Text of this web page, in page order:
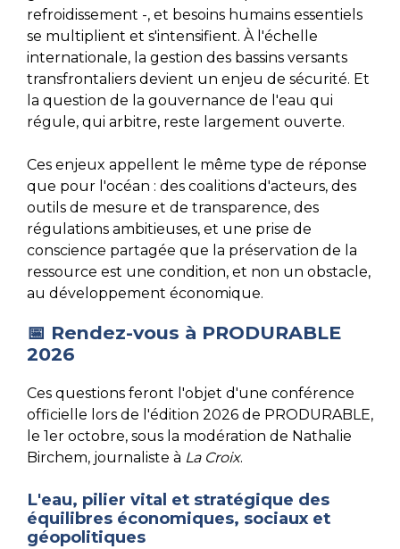
refroidissement -, et besoins humains essentiels
se multiplient et s'intensifient. À l'échelle
internationale, la gestion des bassins versants
transfrontaliers devient un enjeu de sécurité. Et
la question de la gouvernance de l'eau qui
régule, qui arbitre, reste largement ouverte.
Ces enjeux appellent le même type de réponse
que pour l'océan : des coalitions d'acteurs, des
outils de mesure et de transparence, des
régulations ambitieuses, et une prise de
conscience partagée que la préservation de la
ressource est une condition, et non un obstacle,
au développement économique.
📅 Rendez-vous à PRODURABLE
2026
Ces questions feront l'objet d'une conférence
officielle lors de l'édition 2026 de PRODURABLE,
le 1er octobre, sous la modération de Nathalie
Birchem, journaliste à La Croix.
L'eau, pilier vital et stratégique des
équilibres économiques, sociaux et
géopolitiques